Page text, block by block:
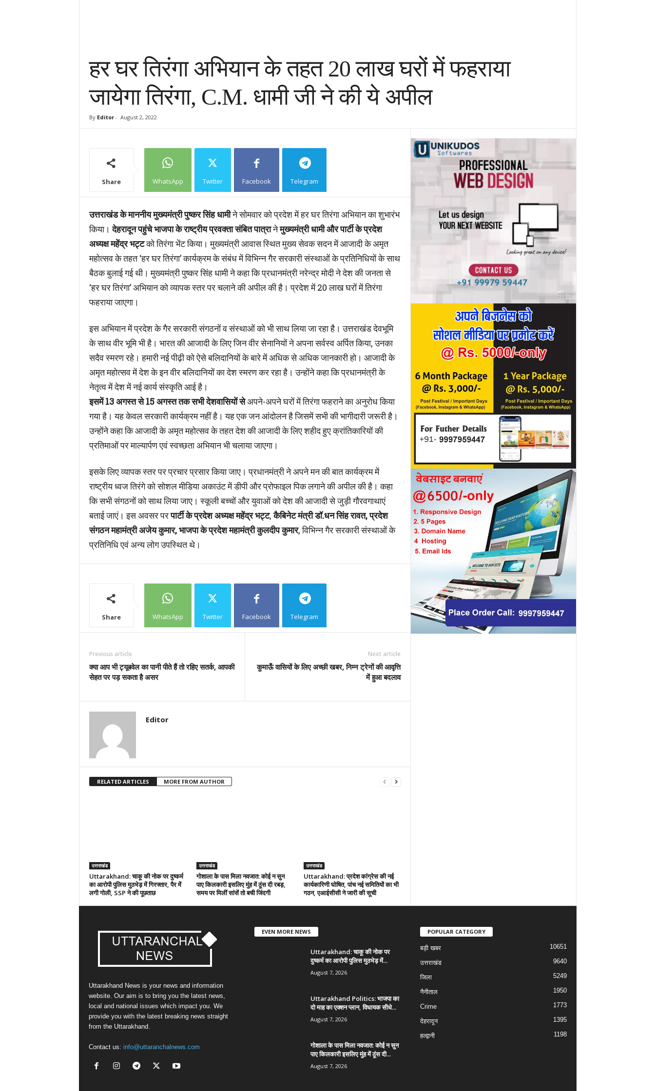
हर घर तिरंगा अभियान के तहत 20 लाख घरों में फहराया
जायेगा तिरंगा, C.M. धामी जी ने की ये अपील
By Editor- August 2, 2022
Share WhatsApp Twitter Facebook Telegram
Copy URL
उत्तराखंड के माननीय मुख्यमंत्री पुष्कर सिंह धामीने सोमवार को प्रदेश में हर घर तिरंगा अभियान का शुभारंभ
किया।देहरादून पहुंचे भाजपा के राष्ट्रीय प्रवक्ता संबित पात्रानेमुख्यमंत्री धामी और पार्टी के प्रदेश
अध्यक्ष महेंद्र भट्टको तिरंगा भेंट किया। मुख्यमंत्री आवास स्थित मुख्य सेवक सदन में आजादी के अमृत
महोत्सव के तहत ‘हर घर तिरंगा’ कार्यक्रम के संबंध में विभिन्न गैर सरकारी संस्थाओं के प्रतिनिधियों के साथ
बैठक बुलाई गई थी। मुख्यमंत्री पुष्कर सिंह धामी ने कहा कि प्रधानमंत्री नरेन्द्र मोदी ने देश की जनता से
‘हर घर तिरंगा’ अभियान को व्यापक स्तर पर चलाने की अपील की है। प्रदेश में 20 लाख घरों में तिरंगा
फहराया जाएगा।
इस अभियान में प्रदेश के गैर सरकारी संगठनों व संस्थाओं को भी साथ लिया जा रहा है। उत्तराखंड देवभूमि
के साथ वीर भूमि भी है। भारत की आजादी के लिए जिन वीर सेनानियों ने अपना सर्वस्व अर्पित किया, उनका
सदैव स्मरण रहे। हमारी नई पीढ़ी को ऐसे बलिदानियों के बारे में अधिक से अधिक जानकारी हो। आजादी के
अमृत महोत्सव में देश के इन वीर बलिदानियों का देश स्मरण कर रहा है। उन्होंने कहा कि प्रधानमंत्री के
नेतृत्व में देश में नई कार्य संस्कृति आई है।
इसमें 13 अगस्त से 15 अगस्त तक सभी देशवासियों सेअपने-अपने घरों में तिरंगा फहराने का अनुरोध किया
गया है। यह केवल सरकारी कार्यक्रम नहीं है। यह एक जन आंदोलन है जिसमें सभी की भागीदारी जरूरी है।
उन्होंने कहा कि आजादी के अमृत महोत्सव के तहत देश की आजादी के लिए शहीद हुए क्रांतिकारियों की
प्रतिमाओं पर माल्यार्पण एवं स्वच्छता अभियान भी चलाया जाएगा।
इसके लिए व्यापक स्तर पर प्रचार प्रसार किया जाए। प्रधानमंत्री ने अपने मन की बात कार्यक्रम में
राष्ट्रीय ध्वज तिरंगे को सोशल मीडिया अकाउंट में डीपी और प्रोफाइल पिक लगाने की अपील की है। कहा
कि सभी संगठनों को साथ लिया जाए। स्कूली बच्चों और युवाओं को देश की आजादी से जुड़ी गौरवगाथाएं
बताई जाएं। इस अवसर परपार्टी के प्रदेश अध्यक्ष महेंद्र भट्ट,कैबिनेट मंत्री डॉ.धन सिंह रावत, प्रदेश
संगठन महामंत्री अजेय कुमार, भाजपा के प्रदेश महामंत्री कुलदीप कुमार, विभिन्न गैर सरकारी संस्थाओं के
प्रतिनिधि एवं अन्य लोग उपस्थित थे।
Share WhatsApp Twitter Facebook Telegram
Previous article
क्या आप भी ट्यूबवेल का पानी पीते हैं तो रहिए सतर्क, आपकी
सेहत पर पड़ सकता है असर
Next article
कुमाऊँ वासियों के लिए अच्छी खबर, निम्न ट्रेनों की आवृत्ति
में हुआ बदलाव
Editor
RELATED ARTICLES MORE FROM AUTHOR
उत्तराखंड
Uttarakhand: चाकू की नोक पर दुष्कर्म
का आरोपी पुलिस मुठभेड़ में गिरफ्तार, पैर में
लगी गोली, SSP ने की पूछताछ
उत्तराखंड
गोशाला के पास मिला नवजात: कोई न सुन
पाए किलकारी इसलिए मुंह में ठूंस दी रबड़,
समय पर मिलीं सांसें तो बची जिंदगी
उत्तराखंड
Uttarakhand: प्रदेश कांग्रेस की नई
कार्यकारिणी घोषित, पांच नई समितियों का भी
गठन, एआईसीसी ने जारी की सूची
Uttarakhand News is your news and information
website. Our aim is to bring you the latest news,
local and national issues which impact you. We
provide you with the latest breaking news straight
from the Uttarakhand.
Contact us: info@uttaranchalnews.com
EVEN MORE NEWS
Uttarakhand: चाकू की नोक पर
दुष्कर्म का आरोपी पुलिस मुठभेड़ में...
August 7, 2026
Uttarakhand Politics: भाजपा का
दो माह का एक्शन प्लान, विधायक सीधे...
August 7, 2026
गोशाला के पास मिला नवजात: कोई न सुन
पाए किलकारी इसलिए मुंह में ठूंस दी...
August 7, 2026
POPULAR CATEGORY
बड़ी खबर 10651
उत्तराखंड 9640
जिला 5249
नैनीताल 1950
Crime 1773
देहरादून 1395
हल्द्वानी 1198